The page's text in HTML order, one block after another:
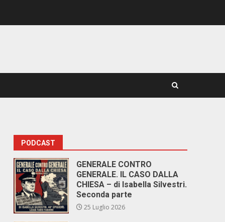
PODCAST
GENERALE CONTRO
GENERALE. IL CASO DALLA
CHIESA – di Isabella Silvestri.
Seconda parte
25 Luglio 2026